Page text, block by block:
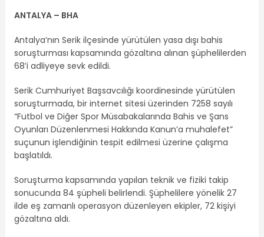
ANTALYA – BHA
Antalya’nın Serik ilçesinde yürütülen yasa dışı bahis
soruşturması kapsamında gözaltına alınan şüphelilerden
68’i adliyeye sevk edildi.
Serik Cumhuriyet Başsavcılığı koordinesinde yürütülen
soruşturmada, bir internet sitesi üzerinden 7258 sayılı
“Futbol ve Diğer Spor Müsabakalarında Bahis ve Şans
Oyunları Düzenlenmesi Hakkında Kanun’a muhalefet”
suçunun işlendiğinin tespit edilmesi üzerine çalışma
başlatıldı.
Soruşturma kapsamında yapılan teknik ve fiziki takip
sonucunda 84 şüpheli belirlendi. Şüphelilere yönelik 27
ilde eş zamanlı operasyon düzenleyen ekipler, 72 kişiyi
gözaltına aldı.